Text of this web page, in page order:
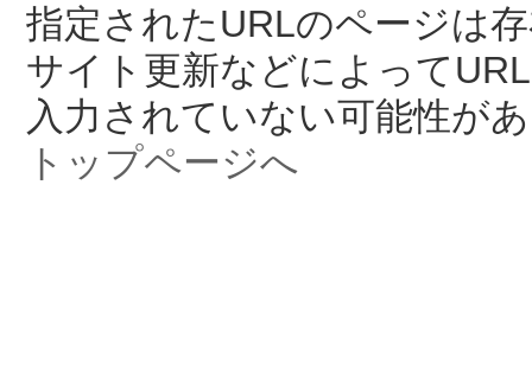
指定されたURLのページは
サイト更新などによって
入力されていない可能性が
トップページへ